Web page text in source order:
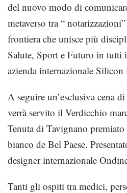
del nuovo modo di
metaverso tra “
frontiera che unisce più
Salute, Sport e Futuro in tutti
azienda internazionale Silicon
A seguire un’esclusiva cena
verrà servito il Verdicchio
Tenuta di Tavignano
bianco de Bel Paese.
designer internazionale
Tanti gli ospiti tra medici,